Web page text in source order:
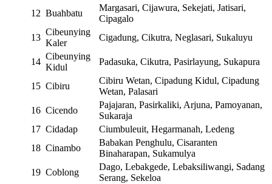
12 Buahbatu
Margasari, Cijawura, Sekejati, Jatisari,
Cipagalo
13
Cibeunying
Kaler
Cigadung, Cikutra, Neglasari, Sukaluyu
14
Cibeunying
Kidul
Padasuka, Cikutra, Pasirlayung, Sukapura
15 Cibiru
Cibiru Wetan, Cipadung Kidul, Cipadung
Wetan, Palasari
16 Cicendo
Pajajaran, Pasirkaliki, Arjuna, Pamoyanan,
Sukaraja
17 Cidadap
Ciumbuleuit, Hegarmanah, Ledeng
18 Cinambo
Babakan Penghulu, Cisaranten
Binaharapan, Sukamulya
19 Coblong
Dago, Lebakgede, Lebaksiliwangi, Sadang
Serang, Sekeloa